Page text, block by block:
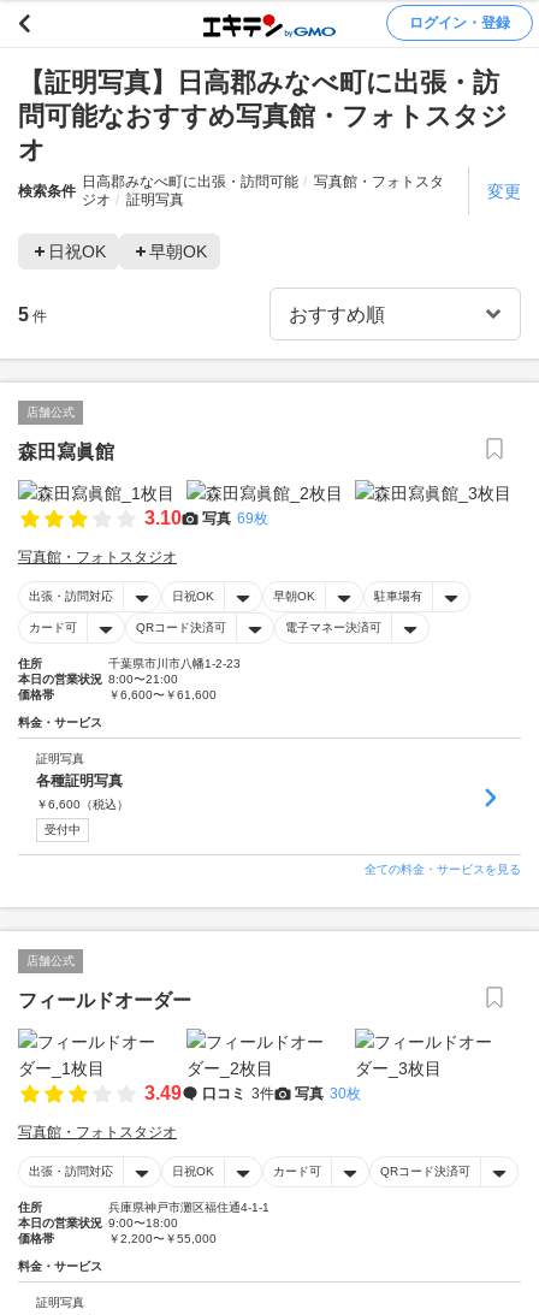
ログイン・登録
【証明写真】日高郡みなべ町に出張・訪
問可能なおすすめ写真館・フォトスタジ
オ
検索条件
日高郡みなべ町に出張・訪問可能
写真館・フォトスタ
ジオ
証明写真 変更
日祝OK 早朝OK
5 件
店舗公式
森田寫眞館
3.10 写真 69枚
写真館・フォトスタジオ
出張・訪問対応 日祝OK 早朝OK 駐車場有
カード可 QRコード決済可 電子マネー決済可
住所
千葉県市川市八幡1-2-23
本日の営業状況 8:00〜21:00
価格帯
￥6,600〜￥61,600
料金・サービス
証明写真
各種証明写真
￥6,600 （税込）
受付中
全ての料金・サービスを見る
店舗公式
フィールドオーダー
3.49 口コミ 3件 写真 30枚
写真館・フォトスタジオ
出張・訪問対応 日祝OK カード可 QRコード決済可
住所
兵庫県神戸市灘区福住通4-1-1
本日の営業状況 9:00〜18:00
価格帯
￥2,200〜￥55,000
料金・サービス
証明写真